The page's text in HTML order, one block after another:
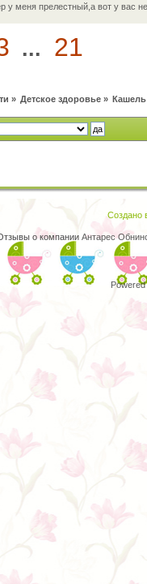
у меня прелестный,а вот у вас
... 21
» Детское здоровье» Кашель
Создано
о компании Антарес